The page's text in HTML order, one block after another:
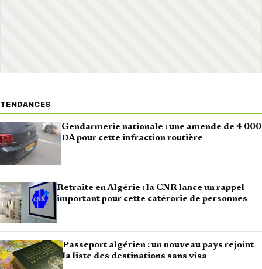
TENDANCES
Gendarmerie nationale : une amende de 4 000
DA pour cette infraction routière
Retraite en Algérie : la CNR lance un rappel
important pour cette catérorie de personnes
Passeport algérien : un nouveau pays rejoint
la liste des destinations sans visa